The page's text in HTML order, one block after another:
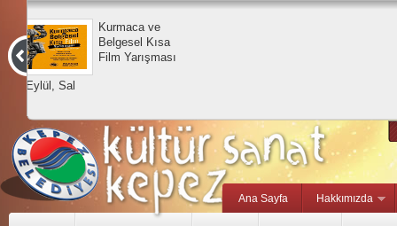
15 Eylül, Sal
Kurmaca ve
Belgesel Kısa
Film Yarışması
Ana Sayfa Hakkımızda